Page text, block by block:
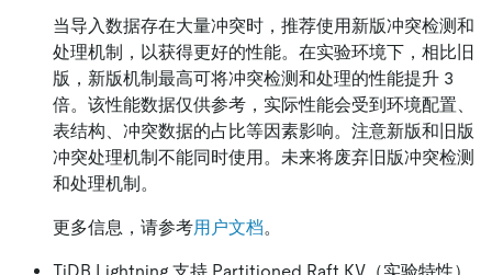
当导入数据存在大量冲突时，推荐使用新版冲突检测和
处理机制，以获得更好的性能。在实验环境下，相比旧
版，新版机制最高可将冲突检测和处理的性能提升 3
倍。该性能数据仅供参考，实际性能会受到环境配置、
表结构、冲突数据的占比等因素影响。注意新版和旧版
冲突处理机制不能同时使用。未来将废弃旧版冲突检测
和处理机制。
更多信息，请参考用户文档。